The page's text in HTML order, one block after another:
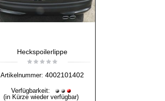
Heckspoilerlippe
Artikelnummer: 4002101402
Verfügbarkeit:
(in Kürze wieder verfügbar)